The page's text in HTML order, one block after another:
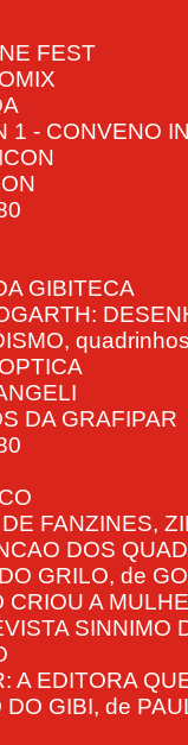
FEST
1 - CONVENO
GIBITECA
DA GRAFIPAR
FANZINES,
DOS
GRILO, de
CRIOU A
SINNIMO
A EDITORA
DO GIBI, de